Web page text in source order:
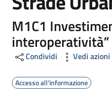
M1C1
interoperatività”
Condividi Vedi azioni
Accesso all'informazione